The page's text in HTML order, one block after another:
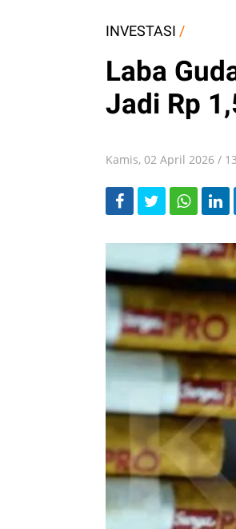
INVESTASI /
Laba
Jadi Rp
Kamis, 02 April 2026 /